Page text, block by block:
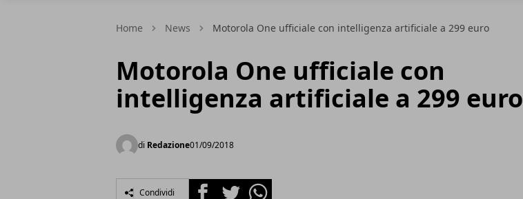
Home News Motorola One ufficiale con intelligenza artificiale a 299 euro
Motorola One ufficiale con
intelligenza artificiale a 299 euro
di Redazione01/09/2018
Condividi FacebookTwitterWhatsapp